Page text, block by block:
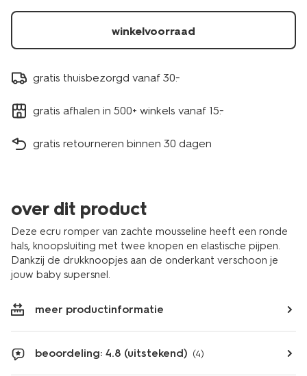
winkelvoorraad
gratis thuisbezorgd vanaf 30.-
gratis afhalen in 500+ winkels vanaf 15.-
gratis retourneren binnen 30 dagen
over dit product
Deze ecru romper van zachte mousseline heeft een ronde
hals, knoopsluiting met twee knopen en elastische pijpen.
Dankzij de drukknoopjes aan de onderkant verschoon je
jouw baby supersnel.
meer productinformatie
beoordeling: 4.8 (uitstekend) (4)